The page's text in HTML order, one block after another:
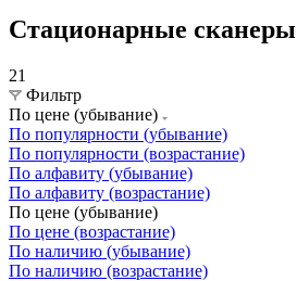
Стационарные
21
Фильтр
По цене (убывание)
По популярности (убывание)
По популярности (возрастание)
По алфавиту (убывание)
По алфавиту (возрастание)
По цене (убывание)
По цене (возрастание)
По наличию (убывание)
По наличию (возрастание)